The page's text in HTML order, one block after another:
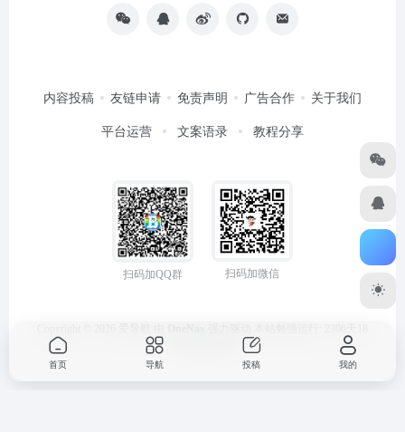
内容投稿 友链申请 免责声明 广告合作 关于我们
平台运营 文案语录 教程分享
扫码加QQ群 扫码加微信
首页 导航 投稿 我的